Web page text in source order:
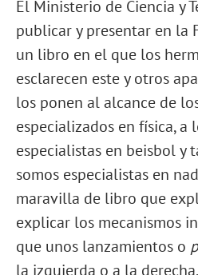
El Ministerio de Ciencia y
publicar y presentar en la
un libro en el que los
esclarecen este y otros
los ponen al alcance de
especializados en física, a
especialistas en beisbol y
somos especialistas en
maravilla de libro que
explicar los mecanismos
que unos lanzamientos o
la izquierda o a la